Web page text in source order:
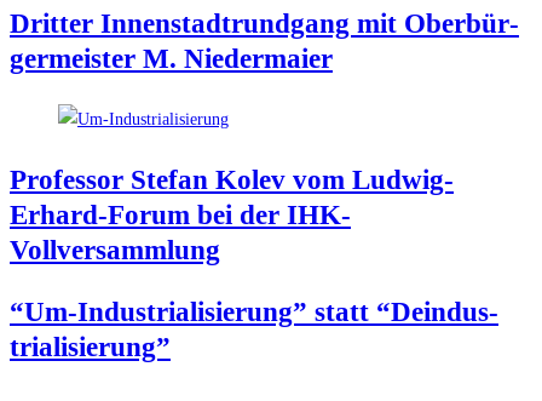
Drit­ter Innen­stadt­rund­gang mit Ober­bür­
ger­meis­ter M. Niedermaier
Pro­fes­sor Ste­fan Kolev vom Lud­wig-
Erhard-Forum bei der IHK-
Vollversammlung
“Um-Indus­tria­li­sie­rung” statt “Deindus­
tria­li­sie­rung”